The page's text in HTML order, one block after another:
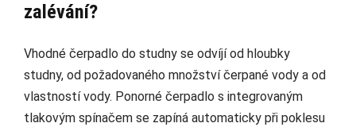
zalévání?
Vhodné čerpadlo do studny se odvíjí od hloubky
studny, od požadovaného množství čerpané vody a od
vlastností vody. Ponorné čerpadlo s integrovaným
tlakovým spínačem se zapíná automaticky při poklesu